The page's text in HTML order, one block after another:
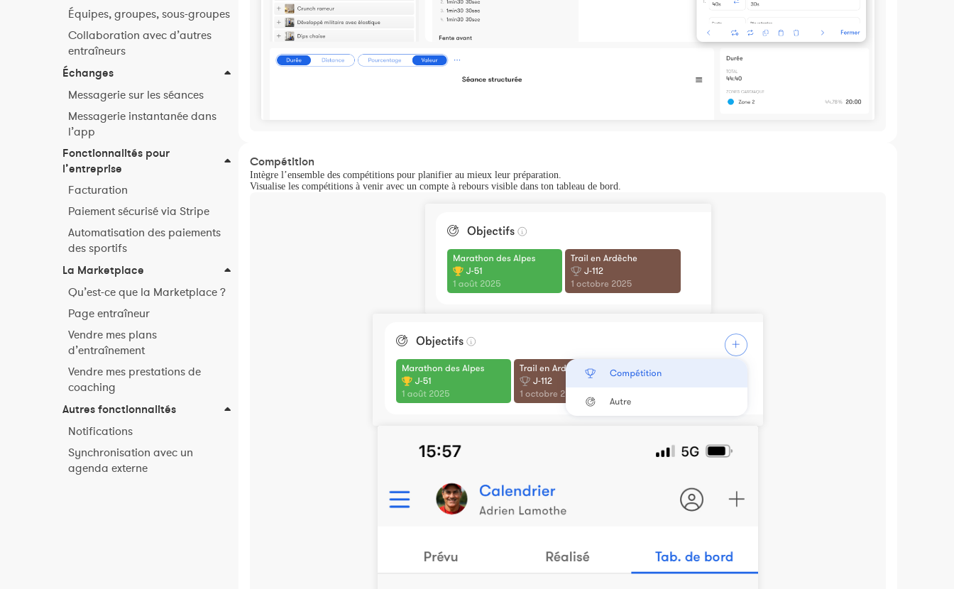
Équipes, groupes, sous-groupes
Collaboration avec d’autres
entraîneurs
Échanges
Messagerie sur les séances
Messagerie instantanée dans
l’app
Fonctionnalités pour
l’entreprise
Facturation
Paiement sécurisé via Stripe
Automatisation des paiements
des sportifs
La Marketplace
Qu’est-ce que la Marketplace ?
Page entraîneur
Vendre mes plans
d’entraînement
Vendre mes prestations de
coaching
Autres fonctionnalités
Notifications
Synchronisation avec un
agenda externe
Compétition
Intègre l’ensemble des compétitions pour planifier au mieux leur préparation.
Visualise les compétitions à venir avec un compte à rebours visible dans ton tableau de bord.